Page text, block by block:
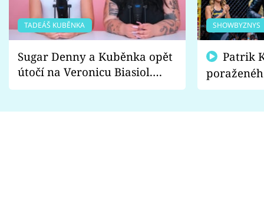
TADEÁŠ KUBĚNKA
Sugar Denny a Kuběnka opět
útočí na Veronicu Biasiol.
Proč je podle nich falešná a
SHOWBYZNYS
fanoušci